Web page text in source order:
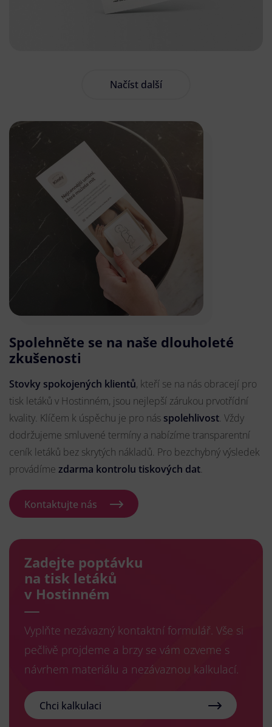
Načíst další
Spolehněte se na naše dlouholeté
zkušenosti
Stovky spokojených klientů, kteří se na nás obracejí pro
tisk letáků v Hostinném, jsou nejlepší zárukou prvotřídní
kvality. Klíčem k úspěchu je pro nás spolehlivost. Vždy
dodržujeme smluvené termíny a nabízíme transparentní
ceník letáků bez skrytých nákladů. Pro bezchybný výsledek
provádíme zdarma kontrolu tiskových dat.
Kontaktujte nás
Zadejte poptávku
na tisk letáků
v Hostinném
Vyplňte nezávazný kontaktní formulář. Vše si
pečlivě projdeme a brzy se vám ozveme s
návrhem materiálu a nezávaznou kalkulací.
Chci kalkulaci